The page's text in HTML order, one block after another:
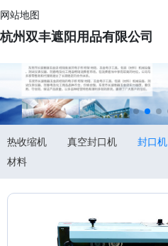
网站地图
杭州双丰遮阳用品有限公司
热收缩机 真空封口机 封口机
材料